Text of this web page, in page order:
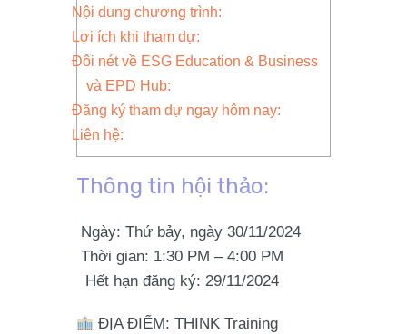
Nội dung chương trình:
Lợi ích khi tham dự:
Đôi nét về ESG Education & Business
và EPD Hub:
Đăng ký tham dự ngay hôm nay:
Liên hệ:
Thông tin hội thảo:
Ngày: Thứ bảy, ngày 30/11/2024
Thời gian: 1:30 PM – 4:00 PM
Hết hạn đăng ký: 29/11/2024
ĐỊA ĐIỂM:THINK Training